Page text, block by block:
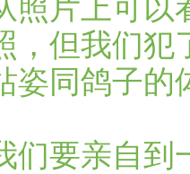
照片上可以
，但我们犯
姿同鸽子的
要亲自到